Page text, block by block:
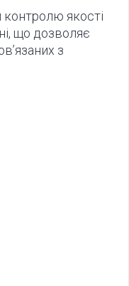
контролю якості
що дозволяє
з